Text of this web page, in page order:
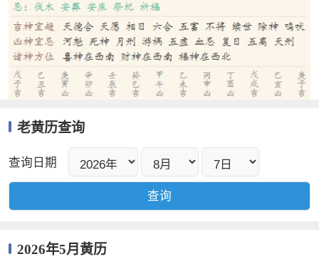
老黄历查询
查询日期
2026年5月黄历